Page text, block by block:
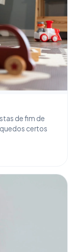
de fim de
certos